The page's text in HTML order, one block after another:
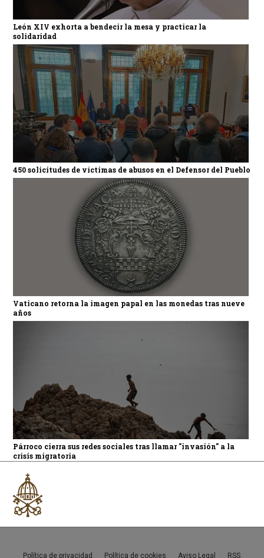
León XIV exhorta a bendecir la mesa y practicar la
solidaridad
450 solicitudes de víctimas de abusos en el Defensor del Pueblo
Vaticano retorna la imagen papal en las monedas tras nueve
años
Párroco cierra sus redes sociales tras llamar "invasión" a la
crisis migratoria
Política de privacidad Política de cookies Aviso Legal RSS